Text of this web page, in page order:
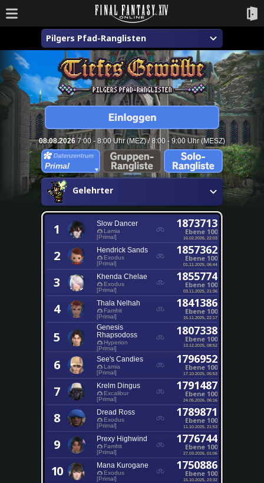
Pilgers Pfad-Ranglisten
08.08.20267:00 - 8:00 Uhr (MEZ) / 8:00 - 9:00 Uhr (MESZ)
Primal
Gelehrter
1 Slow Dancer
Lamia
[Primal]
1873713
Ebene 100
16.02.2026, 22:03
2 Hendrick Sands
Exodus
[Primal]
1857362
Ebene 100
01.11.2025, 06:44
3 Khenda Chelae
Exodus
[Primal]
1855774
Ebene 100
03.11.2025, 21:36
4 Thala Nelhah
Famfrit
[Primal]
1841386
Ebene 100
15.11.2025, 22:17
5
Genesis
Rhapsodoss
Hyperion
[Primal]
1807338
Ebene 100
13.12.2025, 08:52
6 See's Candies
Lamia
[Primal]
1796952
Ebene 100
17.10.2025, 05:53
7 Krelm Dingus
Excalibur
[Primal]
1791487
Ebene 100
24.05.2026, 06:16
8 Dread Ross
Exodus
[Primal]
1789871
Ebene 100
11.10.2025, 21:53
9 Prexy Highwind
Famfrit
[Primal]
1776744
Ebene 100
27.03.2026, 01:06
10 Mana Kurogane
Exodus
[Primal]
1750886
Ebene 100
15.10.2025, 23:32